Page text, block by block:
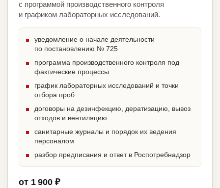
с программой производственного контроля
и графиком лабораторных исследований.
уведомление о начале деятельности
по постановлению № 725
программа производственного контроля под
фактические процессы
график лабораторных исследований и точки
отбора проб
договоры на дезинфекцию, дератизацию, вывоз
отходов и вентиляцию
санитарные журналы и порядок их ведения
персоналом
разбор предписания и ответ в Роспотребнадзор
от 1 900 ₽